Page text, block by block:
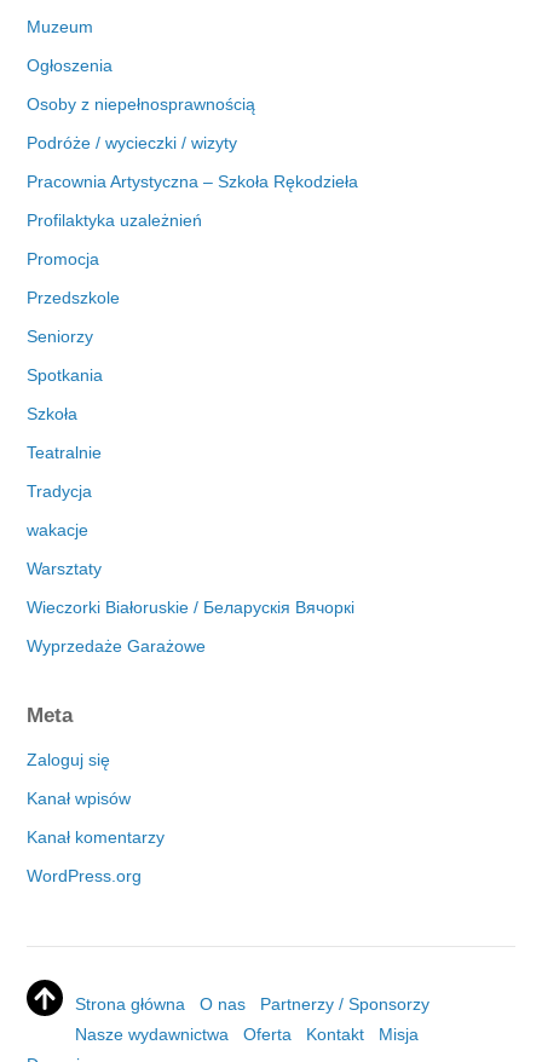
Muzeum
Ogłoszenia
Osoby z niepełnosprawnością
Podróże / wycieczki / wizyty
Pracownia Artystyczna – Szkoła Rękodzieła
Profilaktyka uzależnień
Promocja
Przedszkole
Seniorzy
Spotkania
Szkoła
Teatralnie
Tradycja
wakacje
Warsztaty
Wieczorki Białoruskie / Беларускія Вячоркі
Wyprzedaże Garażowe
Meta
Zaloguj się
Kanał wpisów
Kanał komentarzy
WordPress.org
Strona główna O nas
Partnerzy / Sponsorzy
Nasze wydawnictwa
Oferta Kontakt
Misja